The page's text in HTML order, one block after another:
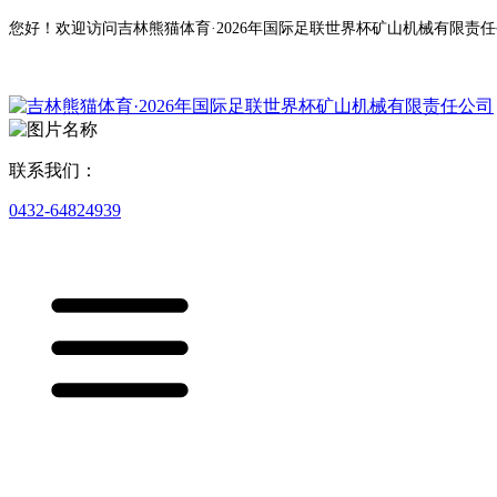
您好！欢迎访问吉林熊猫体育·2026年国际足联世界杯矿山机械有限责
联系我们：
0432-64824939